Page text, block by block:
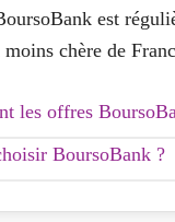
un compte joint
est
chère de
les offres
:
gratuite sous
BoursoBank ?